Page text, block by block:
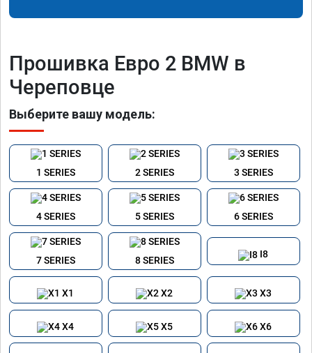
Прошивка Евро 2 BMW в
Череповце
Выберите вашу модель:
1 SERIES 2 SERIES 3 SERIES
4 SERIES 5 SERIES 6 SERIES
7 SERIES 8 SERIES
I8
X1 X2 X3
X4 X5 X6